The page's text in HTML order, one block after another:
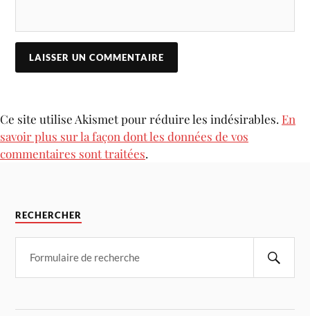
Ce site utilise Akismet pour réduire les indésirables. En
savoir plus sur la façon dont les données de vos
commentaires sont traitées.
RECHERCHER